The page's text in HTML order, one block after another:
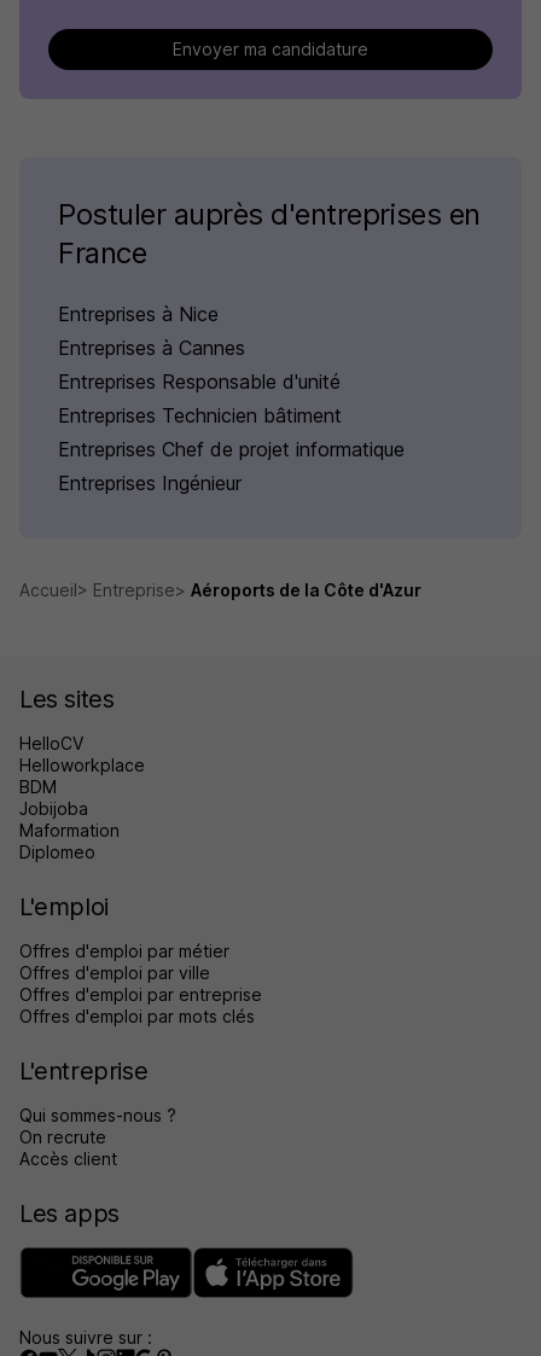
Envoyer ma candidature
Postuler auprès d'entreprises en
France
Entreprises à Nice
Entreprises à Cannes
Entreprises Responsable d'unité
Entreprises Technicien bâtiment
Entreprises Chef de projet informatique
Entreprises Ingénieur
Accueil Entreprise Aéroports de la Côte d'Azur
Les sites
HelloCV
Helloworkplace
BDM
Jobijoba
Maformation
Diplomeo
L'emploi
Offres d'emploi par métier
Offres d'emploi par ville
Offres d'emploi par entreprise
Offres d'emploi par mots clés
L'entreprise
Qui sommes-nous ?
On recrute
Accès client
Les apps
Nous suivre sur :